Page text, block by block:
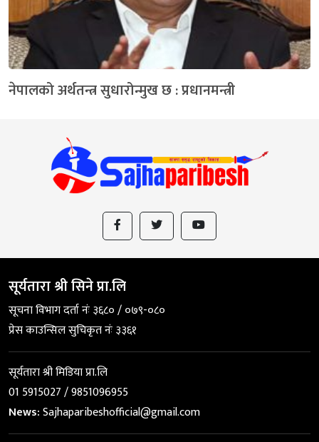
नेपालको अर्थतन्त्र सुधारोन्मुख छ : प्रधानमन्त्री
सूर्यतारा श्री सिने प्रा.लि
सूचना विभाग दर्ता नंः ३६८० / ०७९-०८०
प्रेस काउन्सिल सुचिकृत नंः ३३६१
सूर्यतारा श्री मिडिया प्रा.लि
01 5915027 / 9851096955
News:Sajhaparibeshofficial@gmail.com